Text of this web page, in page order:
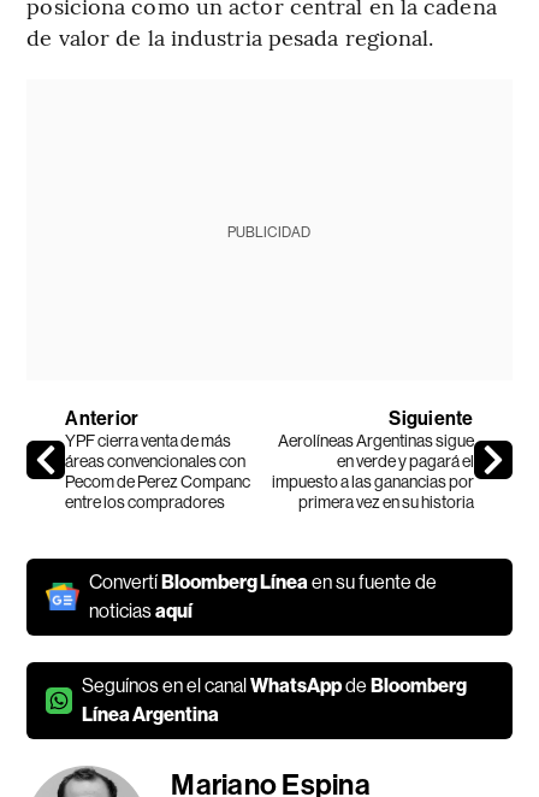
de valor de la industria pesada regional.
PUBLICIDAD
Anterior
YPF cierra venta de más
áreas convencionales con
Pecom de Perez Companc
entre los compradores
Siguiente
Aerolíneas Argentinas sigue
en verde y pagará el
impuesto a las ganancias por
primera vez en su historia
ConvertíBloomberg Líneaen su fuente de
noticiasaquí
Seguínos en el canalWhatsAppdeBloomberg
Línea Argentina
Mariano Espina